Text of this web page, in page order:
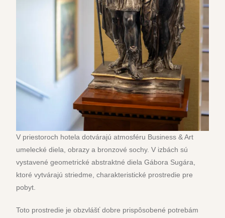
V priestoroch hotela dotvárajú atmosféru Business & Art
umelecké diela, obrazy a bronzové sochy. V izbách sú
vystavené geometrické abstraktné diela Gábora Sugára,
ktoré vytvárajú striedme, charakteristické prostredie pre
pobyt.
Toto prostredie je obzvlášť dobre prispôsobené potrebám